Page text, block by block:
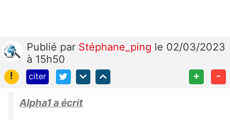
Publié par Stéphane_ping le 02/03/2023
à 15h50
!
citer + -
Alpha1 a écrit